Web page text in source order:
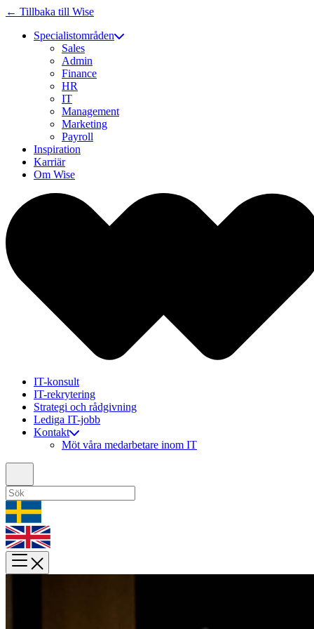
← Tillbaka till Wise
Specialistområden
Sales
Admin
Finance
HR
IT
Management
Marketing
Payroll
Inspiration
Karriär
Om Wise
IT-konsult
IT-rekrytering
Strategi och rådgivning
Lediga IT-jobb
Kontakt
Möt våra medarbetare inom IT